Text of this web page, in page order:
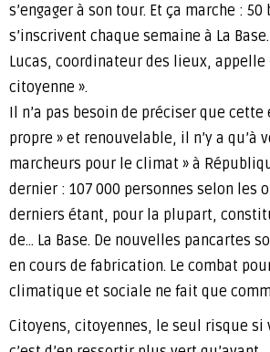
s’engager à son tour. Et ça marche : 50
s’inscrivent chaque semaine à La Base.
Lucas, coordinateur des lieux, appelle
citoyenne ».
Il n’a pas besoin de préciser que cette
propre » et renouvelable, il n’y a qu’à
marcheurs pour le climat » à
dernier : 107 000 personnes selon les
derniers étant, pour la plupart,
de… La Base. De nouvelles pancartes
en cours de fabrication. Le combat
climatique et sociale ne fait que
Citoyens, citoyennes, le seul risque si